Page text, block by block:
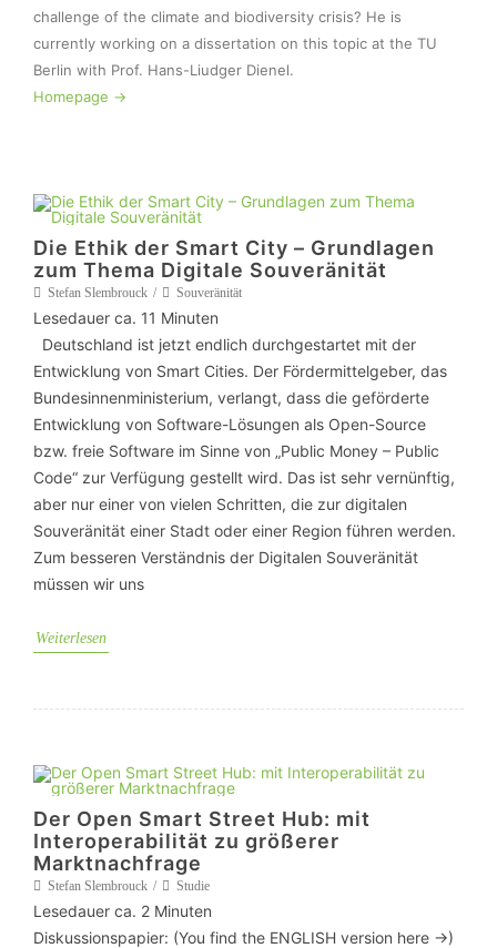
challenge of the climate and biodiversity crisis? He is
currently working on a dissertation on this topic at the TU
Homepage ->
Die Ethik der Smart City – Grundlagen
zum Thema Digitale Souveränität
Stefan Slembrouck Souveränität
Lesedauer ca. 11 Minuten
Deutschland ist jetzt endlich durchgestartet mit der
Entwicklung von Smart Cities. Der Fördermittelgeber, das
Bundesinnenministerium, verlangt, dass die geförderte
Entwicklung von Software-Lösungen als Open-Source
bzw. freie Software im Sinne von „Public Money – Public
Code“ zur Verfügung gestellt wird. Das ist sehr vernünftig,
aber nur einer von vielen Schritten, die zur digitalen
Souveränität einer Stadt oder einer Region führen werden.
Zum besseren Verständnis der Digitalen Souveränität
müssen wir uns
Weiterlesen
Der Open Smart Street Hub: mit
Interoperabilität zu größerer
Marktnachfrage
Stefan Slembrouck Studie
Lesedauer ca. 2 Minuten
Diskussionspapier: (You find the ENGLISH version here ->)